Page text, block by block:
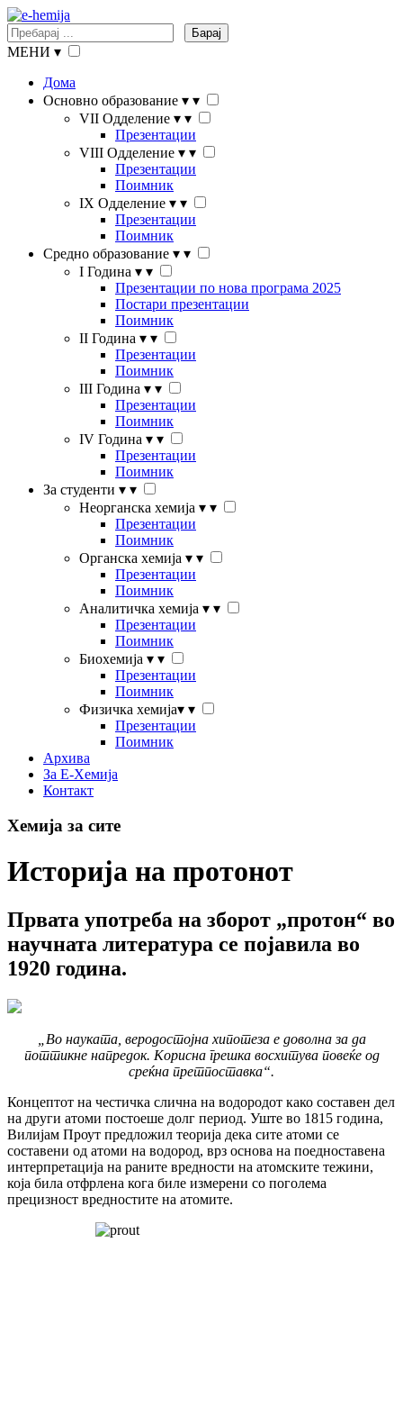
Барај
МЕНИ ▾
Дома
Основно образование ▾ ▾
VII Одделение ▾ ▾
Презентации
VIII Одделение ▾ ▾
Презентации
Поимник
IX Одделение ▾ ▾
Презентации
Поимник
Средно образование ▾ ▾
I Година ▾ ▾
Презентации по нова програма 2025
Постари презентации
Поимник
II Година ▾ ▾
Презентации
Поимник
III Година ▾ ▾
Презентации
Поимник
IV Година ▾ ▾
Презентации
Поимник
За студенти ▾ ▾
Неорганска хемија ▾ ▾
Презентации
Поимник
Органска хемија ▾ ▾
Презентации
Поимник
Аналитичка хемија ▾ ▾
Презентации
Поимник
Биохемија ▾ ▾
Презентации
Поимник
Физичка хемија▾ ▾
Презентации
Поимник
Архива
За Е-Хемија
Контакт
Хемија за сите
Историја на протонот
Првата употреба на зборот „протон“ во
научната литература се појавила во
1920 година.
„Во науката, веродостојна хипотеза е доволна за да
поттикне напредок. Корисна грешка восхитува повеќе од
среќна претпоставка“.
Концептот на честичка слична на водородот како составен дел
на други атоми постоеше долг период. Уште во 1815 година,
Вилијам Проут предложил теорија дека сите атоми се
составени од атоми на водород, врз основа на поедноставена
интерпретација на раните вредности на атомските тежини,
која била отфрлена кога биле измерени со поголема
прецизност вредностите на атомите.